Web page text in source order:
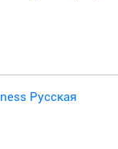
Русская